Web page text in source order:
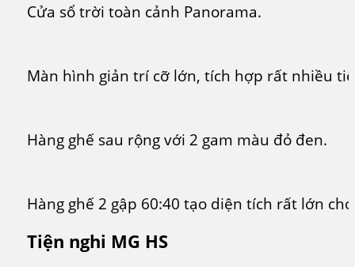
Cửa sổ trời toàn cảnh Panorama.
Màn hình giản trí cỡ lớn, tích hợp rất nhiều
Hàng ghế sau rộng với 2 gam màu đỏ đen.
Hàng ghế 2 gập 60:40 tạo diện tích rất lớn
Tiện nghi MG HS